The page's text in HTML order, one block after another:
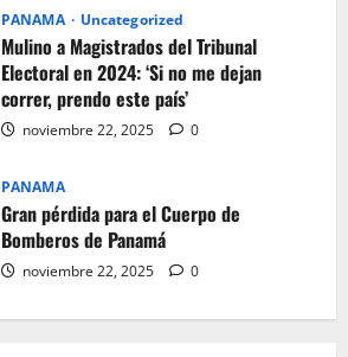
PANAMA Uncategorized
Mulino a Magistrados del Tribunal
Electoral en 2024: ‘Si no me dejan
correr, prendo este país’
noviembre 22, 2025 0
PANAMA
Gran pérdida para el Cuerpo de
Bomberos de Panamá
noviembre 22, 2025 0